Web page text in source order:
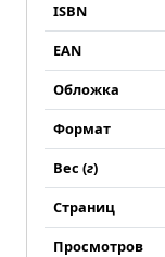
ISBN
EAN
Обложка
Формат
Вес (г)
Страниц
Просмотров